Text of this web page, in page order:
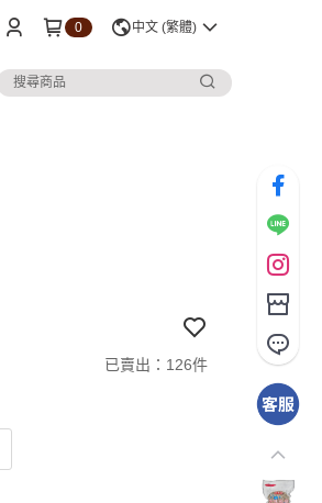
0 中文 (繁體)
已賣出：126件